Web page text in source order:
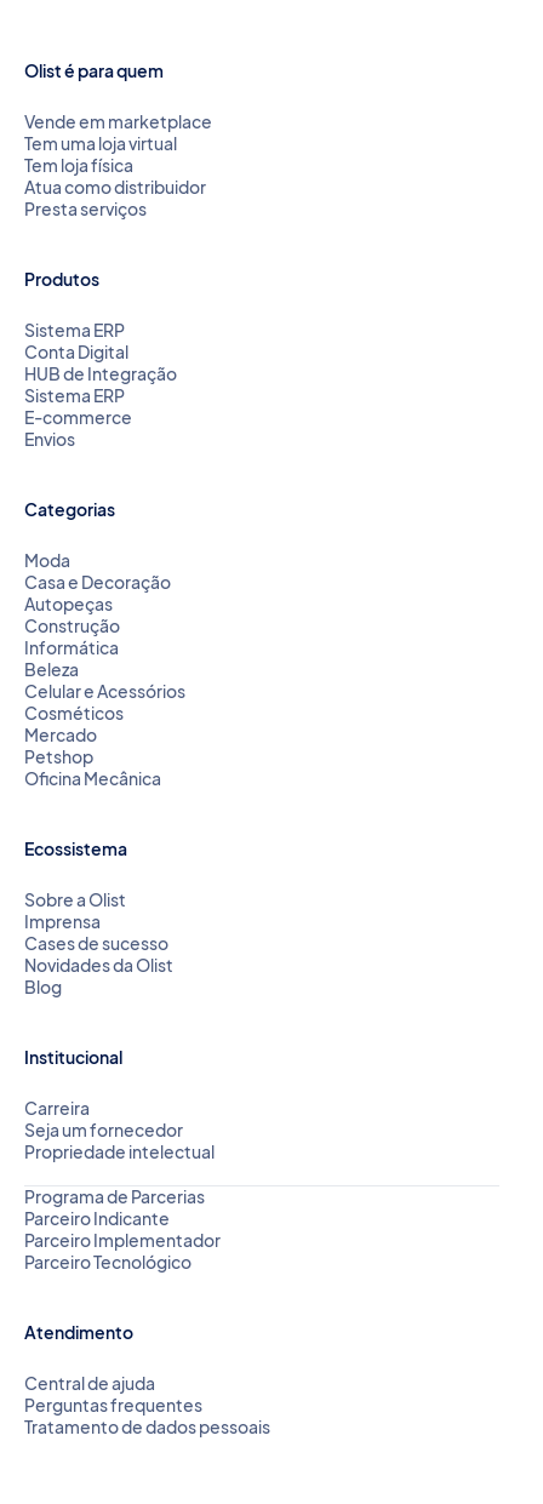
Olist é para quem
Vende em marketplace
Tem uma loja virtual
Tem loja física
Atua como distribuidor
Presta serviços
Produtos
Sistema ERP
Conta Digital
HUB de Integração
Sistema ERP
E-commerce
Envios
Categorias
Moda
Casa e Decoração
Autopeças
Construção
Informática
Beleza
Celular e Acessórios
Cosméticos
Mercado
Petshop
Oficina Mecânica
Ecossistema
Sobre a Olist
Imprensa
Cases de sucesso
Novidades da Olist
Blog
Institucional
Carreira
Seja um fornecedor
Propriedade intelectual
Programa de Parcerias
Parceiro Indicante
Parceiro Implementador
Parceiro Tecnológico
Atendimento
Central de ajuda
Perguntas frequentes
Tratamento de dados pessoais